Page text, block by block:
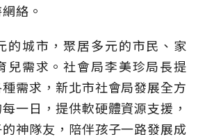
絡。
的城市，聚居多元的市民、家
兒需求。社會局李美珍局長提
需求，新北市社會局發展全方
一日，提供軟硬體資源支援，
神隊友，陪伴孩子一路發展成